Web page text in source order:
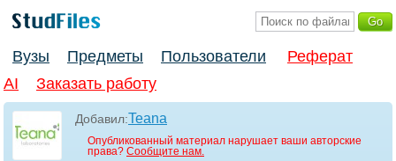
Вузы Предметы Пользователи
Реферат
AI
Заказать работу
Добавил:Teana
Опубликованный материал нарушает ваши авторские
права? Сообщите нам.